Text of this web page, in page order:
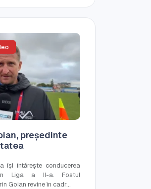
președinte
își întărește conducerea
în Liga a II-a. Fostul
Goian revine în cadr...